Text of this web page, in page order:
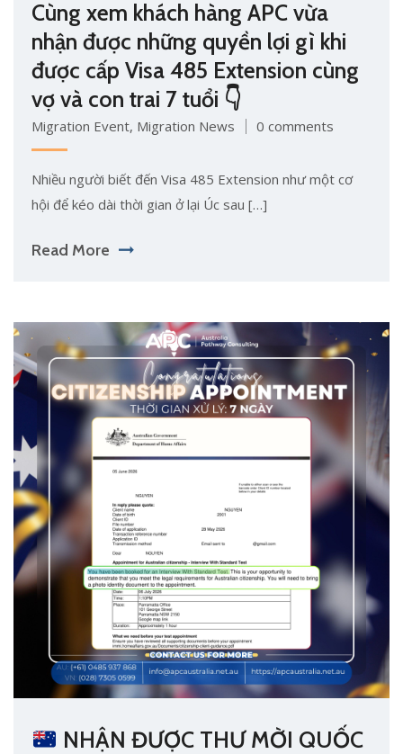
Cùng xem khách hàng APC vừa
nhận được những quyền lợi gì khi
được cấp Visa 485 Extension cùng
vợ và con trai 7 tuổi 👇
Migration Event, Migration News 0 comments
Nhiều người biết đến Visa 485 Extension như một cơ
hội để kéo dài thời gian ở lại Úc sau […]
Read More
NHẬN ĐƯỢC THƯ MỜI QUỐC